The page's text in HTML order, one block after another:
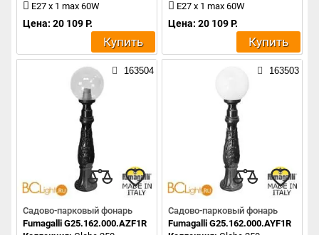
E27 x 1 max 60W
Цена: 20 109 Р.
Купить
E27 x 1 max 60W
Цена: 20 109 Р.
Купить
163504
Садово-парковый фонарь
Fumagalli G25.162.000.AZF1R
163503
Садово-парковый фонарь
Fumagalli G25.162.000.AYF1R